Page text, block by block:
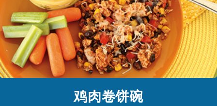
鸡肉卷饼碗